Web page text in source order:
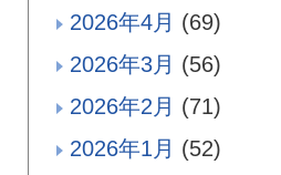
2026年4月 (69)
2026年3月 (56)
2026年2月 (71)
2026年1月 (52)